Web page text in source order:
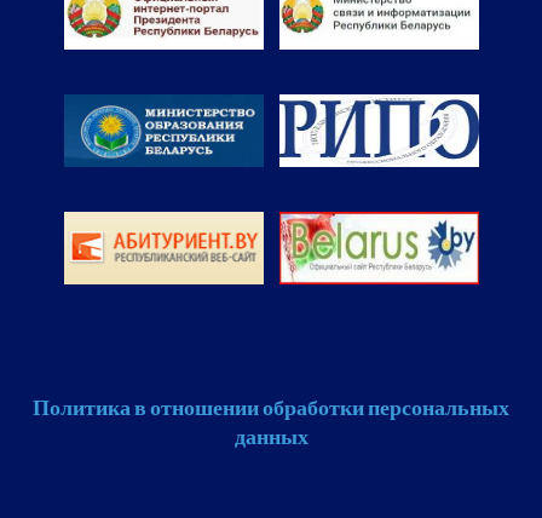
Политика в отношении обработки персональных
данных